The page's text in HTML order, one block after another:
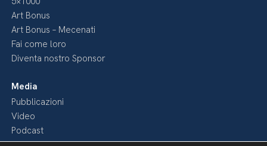
Art Bonus
Art Bonus – Mecenati
Fai come loro
Diventa nostro Sponsor
Media
Pubblicazioni
Video
Podcast